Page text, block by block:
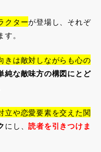
クターが登場し、それぞ
。
きは敵対しながらも心の
純な敵味方の構図にとど
立や恋愛要素を交えた関
にし、読者を引きつけま